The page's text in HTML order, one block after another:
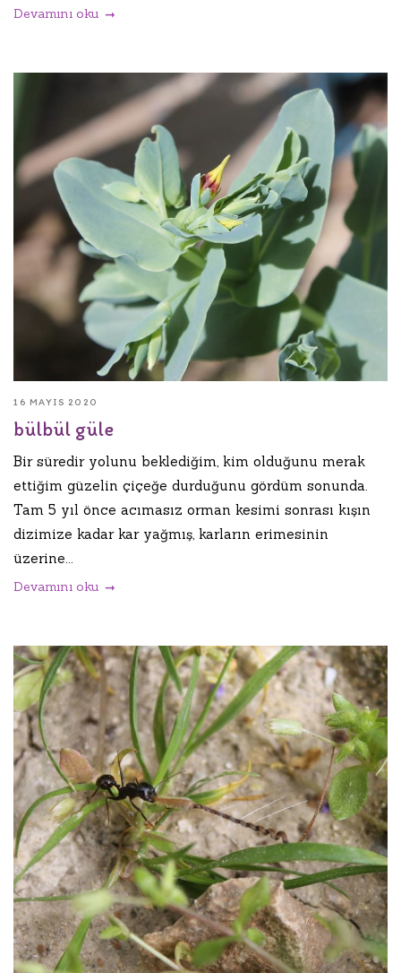
Devamını oku
16 MAYIS 2020
bülbül güle
Bir süredir yolunu beklediğim, kim olduğunu merak
ettiğim güzelin çiçeğe durduğunu gördüm sonunda.
Tam 5 yıl önce acımasız orman kesimi sonrası kışın
dizimize kadar kar yağmış, karların erimesinin
üzerine...
Devamını oku